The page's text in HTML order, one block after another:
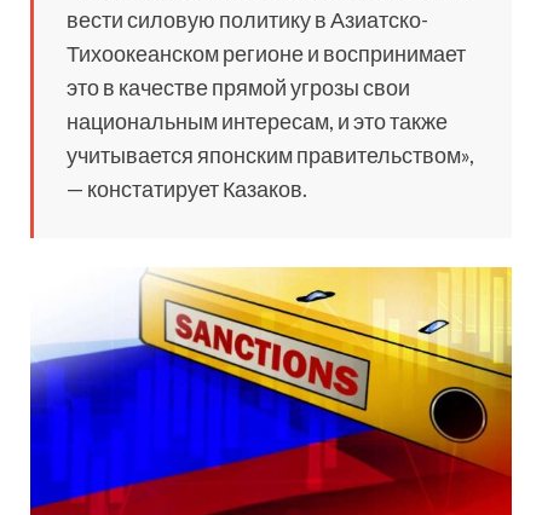
вести силовую политику в Азиатско-
Тихоокеанском регионе и воспринимает
это в качестве прямой угрозы свои
национальным интересам, и это также
учитывается японским правительством»,
— констатирует Казаков.